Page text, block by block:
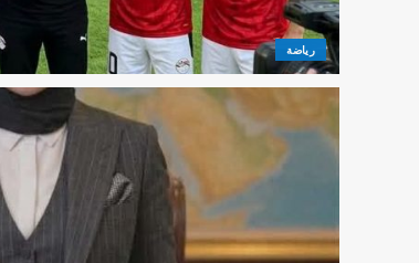
رياضة